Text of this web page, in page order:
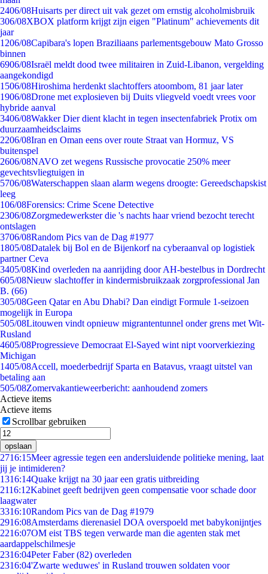
2406/08Huisarts per direct uit vak gezet om ernstig alcoholmisbruik
306/08XBOX platform krijgt zijn eigen "Platinum" achievements dit
jaar
1206/08Capibara's lopen Braziliaans parlementsgebouw Mato Grosso
binnen
6906/08Israël meldt dood twee militairen in Zuid-Libanon, vergelding
aangekondigd
1506/08Hiroshima herdenkt slachtoffers atoombom, 81 jaar later
1906/08Drone met explosieven bij Duits vliegveld voedt vrees voor
hybride aanval
3406/08Wakker Dier dient klacht in tegen insectenfabriek Protix om
duurzaamheidsclaims
2206/08Iran en Oman eens over route Straat van Hormuz, VS
buitenspel
2606/08NAVO zet wegens Russische provocatie 250% meer
gevechtsvliegtuigen in
5706/08Waterschappen slaan alarm wegens droogte: Gereedschapskist
leeg
106/08Forensics: Crime Scene Detective
2306/08Zorgmedewerkster die 's nachts haar vriend bezocht terecht
ontslagen
3706/08Random Pics van de Dag #1977
1805/08Datalek bij Bol en de Bijenkorf na cyberaanval op logistiek
partner Ceva
3405/08Kind overleden na aanrijding door AH-bestelbus in Dordrecht
605/08Nieuw slachtoffer in kindermisbruikzaak zorgprofessional Jan
B. (66)
305/08Geen Qatar en Abu Dhabi? Dan eindigt Formule 1-seizoen
mogelijk in Europa
505/08Litouwen vindt opnieuw migrantentunnel onder grens met Wit-
Rusland
4605/08Progressieve Democraat El-Sayed wint nipt voorverkiezing
Michigan
1405/08Accell, moederbedrijf Sparta en Batavus, vraagt uitstel van
betaling aan
505/08Zomervakantieweerbericht: aanhoudend zomers
Actieve items
Actieve items
Scrollbar gebruiken
opslaan
2716:15Meer agressie tegen een andersluidende politieke mening, laat
jij je intimideren?
1316:14Quake krijgt na 30 jaar een gratis uitbreiding
2116:12Kabinet geeft bedrijven geen compensatie voor schade door
laagwater
3316:10Random Pics van de Dag #1979
2916:08Amsterdams dierenasiel DOA overspoeld met babykonijntjes
2216:07OM eist TBS tegen verwarde man die agenten stak met
aardappelschilmesje
2316:04Peter Faber (82) overleden
2316:04'Zwarte weduwes' in Rusland trouwen soldaten voor